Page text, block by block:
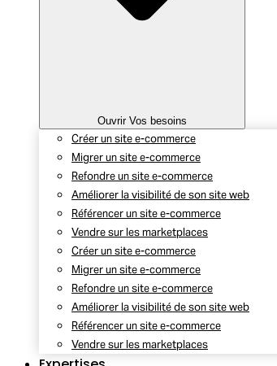
Ouvrir Vos besoins
Créer un site e-commerce
Migrer un site e-commerce
Refondre un site e-commerce
Améliorer la visibilité de son site web
Référencer un site e-commerce
Vendre sur les marketplaces
Créer un site e-commerce
Migrer un site e-commerce
Refondre un site e-commerce
Améliorer la visibilité de son site web
Référencer un site e-commerce
Vendre sur les marketplaces